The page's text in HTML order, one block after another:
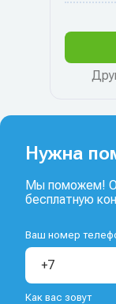
Нужна
Мы поможем!
бесплатную
Ваш номер
Как вас зовут